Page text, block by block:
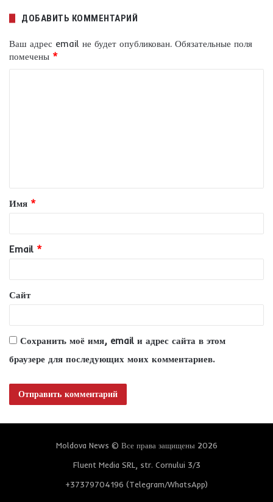
ДОБАВИТЬ КОММЕНТАРИЙ
Ваш адрес email не будет опубликован. Обязательные поля
помечены *
т
а
й
*
Имя *
Email *
Сайт
Сохранить моё имя, email и адрес сайта в этом
браузере для последующих моих комментариев.
Moldova News © Все права защищены 2026
Fluent Media SRL, str. Cornului 3/3
+37379704196 (Telegram/WhatsApp)